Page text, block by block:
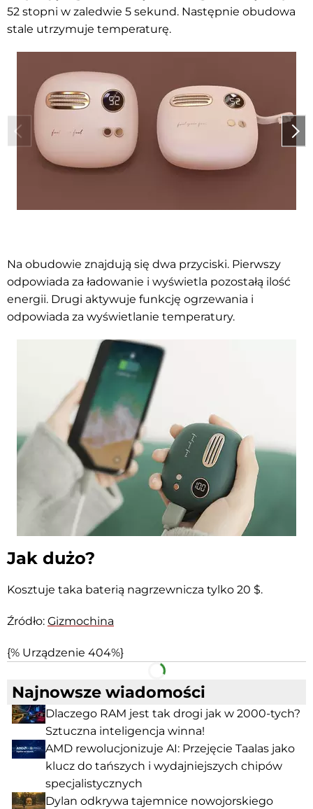
52 stopni w zaledwie 5 sekund. Następnie obudowa
stale utrzymuje temperaturę.
Na obudowie znajdują się dwa przyciski. Pierwszy
odpowiada za ładowanie i wyświetla pozostałą ilość
energii. Drugi aktywuje funkcję ogrzewania i
odpowiada za wyświetlanie temperatury.
Jak dużo?
Kosztuje taka baterią nagrzewnicza tylko 20 $.
Źródło: Gizmochina
{% Urządzenie 404%}
Facebook Telegram
Najnowsze wiadomości
Dlaczego RAM jest tak drogi jak w 2000-tych?
Sztuczna inteligencja winna!
AMD rewolucjonizuje AI: Przejęcie Taalas jako
klucz do tańszych i wydajniejszych chipów
specjalistycznych
Dylan odkrywa tajemnice nowojorskiego